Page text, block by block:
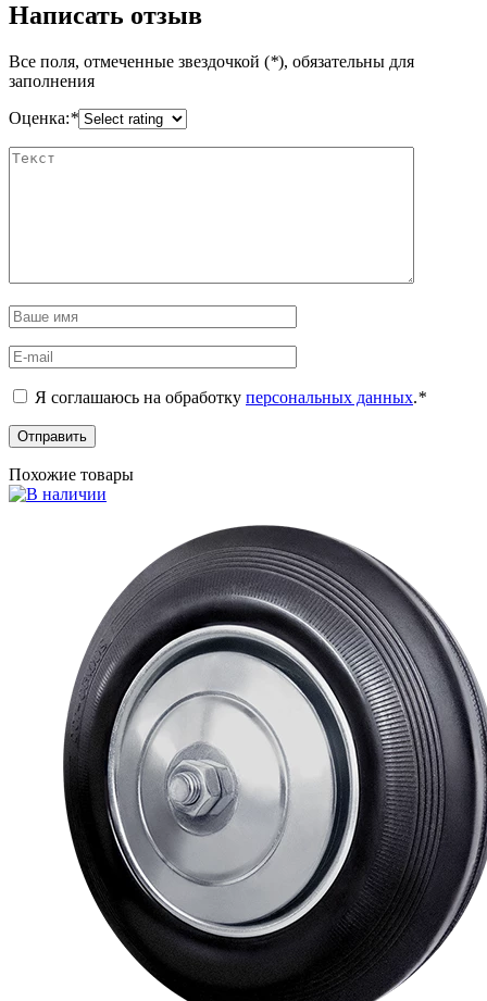
Написать отзыв
Все поля, отмеченные звездочкой (*), обязательны для
заполнения
Оценка:*
Я соглашаюсь на обработку персональных данных.*
Похожие товары